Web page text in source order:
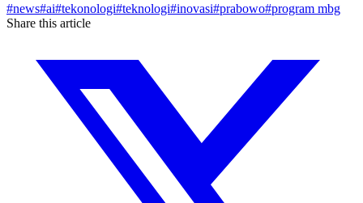
#news#ai#tekonologi#teknologi#inovasi#prabowo#program mbg
Share this article